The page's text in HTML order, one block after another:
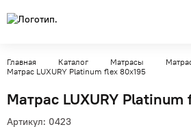
Главная Каталог Матрасы
Матрас LUXURY Platinum flex 80x195
Матрас LUXURY Platinum
Артикул: 0423